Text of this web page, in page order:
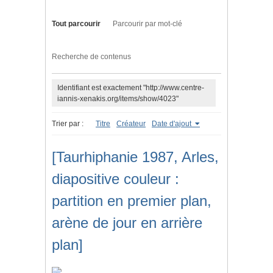
Tout parcourir Parcourir par mot-clé
Recherche de contenus
Identifiant est exactement "http://www.centre-
iannis-xenakis.org/items/show/4023"
Trier par : Titre Créateur Date d'ajout
[Taurhiphanie 1987, Arles,
diapositive couleur :
partition en premier plan,
arène de jour en arrière
plan]